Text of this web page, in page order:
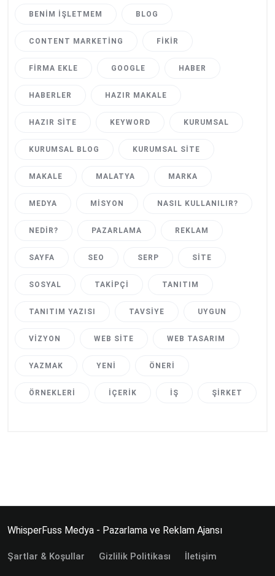
BENIM İŞLETMEM BLOG
CONTENT MARKETING FIKIR
FIRMA EKLE GOOGLE HABER
HABERLER HAZIR MAKALE
HAZIR SITE KEYWORD KURUMSAL
KURUMSAL BLOG KURUMSAL SITE
MAKALE MALATYA MARKA
MEDYA MISYON NASIL KULLANILIR?
NEDIR? PAZARLAMA REKLAM
SAYFA SEO SERP SITE
SOSYAL TAKIPÇI TANITIM
TANITIM YAZISI TAVSIYE UYGUN
VIZYON WEB SITE WEB TASARIM
YAZMAK YENI ÖNERI
ÖRNEKLERI İÇERIK İŞ ŞIRKET
WhisperFuss Medya - Pazarlama ve Reklam Ajansı
Şartlar & Koşullar Gizlilik Politikası İletişim